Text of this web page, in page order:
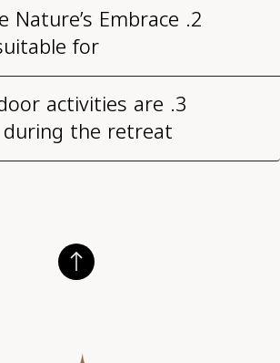
Nature’s Embrace
for?
activities are
the retreat?